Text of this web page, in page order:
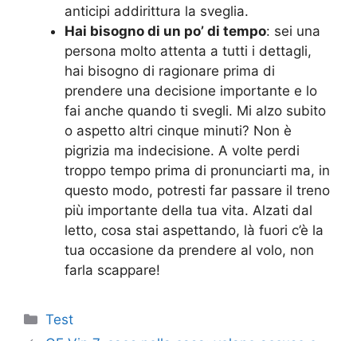
anticipi addirittura la sveglia.
Hai bisogno di un po’ di tempo: sei una
persona molto attenta a tutti i dettagli,
hai bisogno di ragionare prima di
prendere una decisione importante e lo
fai anche quando ti svegli. Mi alzo subito
o aspetto altri cinque minuti? Non è
pigrizia ma indecisione. A volte perdi
troppo tempo prima di pronunciarti ma, in
questo modo, potresti far passare il treno
più importante della tua vita. Alzati dal
letto, cosa stai aspettando, là fuori c’è la
tua occasione da prendere al volo, non
farla scappare!
Categorie
Test